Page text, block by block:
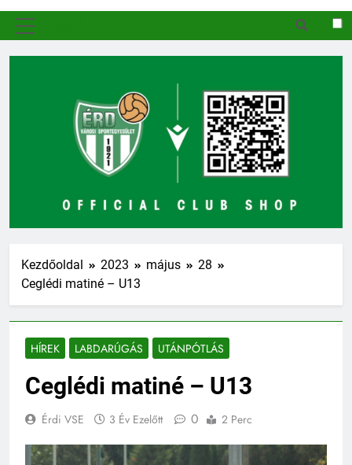
Kezdőoldal 2023 május
28
Ceglédi matiné – U13
HÍREK LABDARÚGÁS UTÁNPÓTLÁS
Ceglédi matiné – U13
Érdi VSE 3 Év Ezelőtt 0 2 Perc